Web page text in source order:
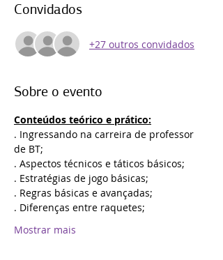
Convidados
+27 outros convidados
Sobre o evento
Conteúdos teórico e prático:
. Ingressando na carreira de professor
de BT;
. Aspectos técnicos e táticos básicos;
. Estratégias de jogo básicas;
. Regras básicas e avançadas;
. Diferenças entre raquetes;
Mostrar mais